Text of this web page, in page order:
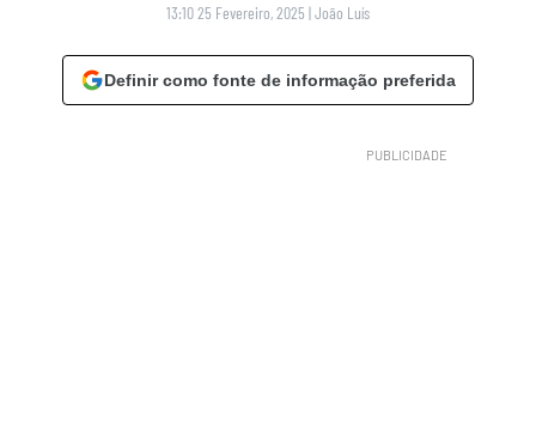
13:10 25 Fevereiro, 2025 |João Luís
Definir como fonte de informação preferida